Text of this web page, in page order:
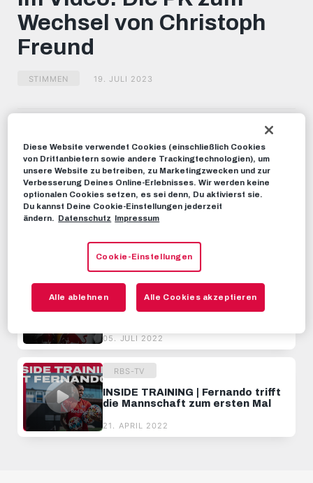
minutes,
40
seconds
Wechsel von Christoph
Freund
STIMMEN 19. JULI 2023
Tweet
EMPFOHLENE VIDEOS
STIMMEN
Pressekonferenz zum Wechsel
RBS-TV
Im Video: Das steckt hinter
unserem neuen Heimtrikot
05. JULI 2022
RBS-TV
INSIDE TRAINING | Fernando trifft
die Mannschaft zum ersten Mal
21. APRIL 2022
Diese Website verwendet Cookies (einschließlich Cookies
von Drittanbietern sowie andere Trackingtechnologien), um
unsere Website zu betreiben, zu Marketingzwecken und zur
Verbesserung Deines Online-Erlebnisses. Wir werden keine
optionalen Cookies setzen, es sei denn, Du aktivierst sie.
Du kannst Deine Cookie-Einstellungen jederzeit
ändern.
Datenschutz Impressum
Cookie-Einstellungen
Alle ablehnen Alle Cookies akzeptieren